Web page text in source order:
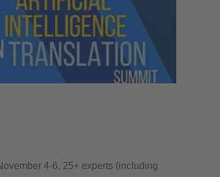
4-6, 25+ experts (including